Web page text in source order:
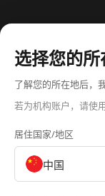
选择您的
了解您的所在地后，
若为机构账户，请使
居住国家/地区
中国